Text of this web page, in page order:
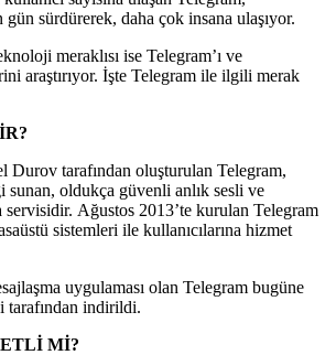
sürdürerek, daha çok insana ulaşıyor.
meraklısı ise Telegram’ı ve
araştırıyor. İşte Telegram ile ilgili merak
Durov tarafından oluşturulan Telegram,
sunan, oldukça güvenli anlık sesli ve
servisidir. Ağustos 2013’te kurulan Telegram
sistemleri ile kullanıcılarına hizmet
uygulaması olan Telegram bugüne
tarafından indirildi.
Mİ?